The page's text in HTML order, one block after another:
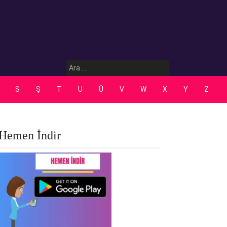
Arama:
S Ş T U Ü V W X Y Z
İndir